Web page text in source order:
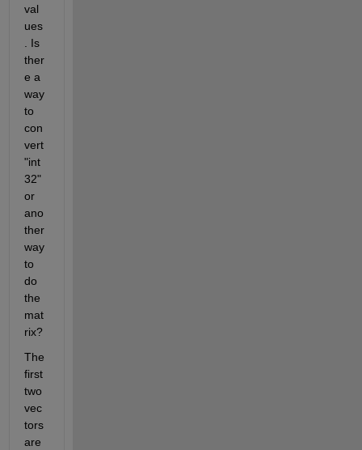
val
ues
. Is
ther
e a
way
to
con
vert
"int
32"
or
ano
ther
way
to
do
the
mat
rix?
The
first
two
vec
tors
are